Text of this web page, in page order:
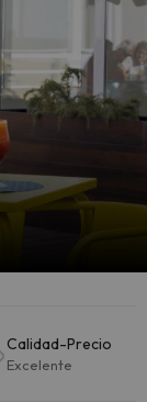
Calidad-Precio
Excelente